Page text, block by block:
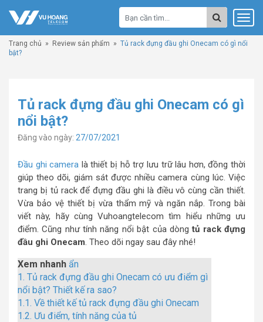
Trang chủ » Review sản phẩm » Tủ rack đựng đầu ghi Onecam có gì nổi
bật?
Tủ rack đựng đầu ghi Onecam có gì
nổi bật?
Đăng vào ngày: 27/07/2021
Đầu ghi camera là thiết bị hỗ trợ lưu trữ lâu hơn, đồng thời
giúp theo dõi, giám sát được nhiều camera cùng lúc. Việc
trang bị tủ rack để đựng đầu ghi là điều vô cùng cần thiết.
Vừa bảo vệ thiết bị vừa thẩm mỹ và ngăn nắp. Trong bài
viết này, hãy cùng Vuhoangtelecom tìm hiểu những ưu
điểm. Cũng như tính năng nổi bật của dòngtủ rack đựng
đầu ghi Onecam. Theo dõi ngay sau đây nhé!
Xem nhanh ẩn
1. Tủ rack đựng đầu ghi Onecam có ưu điểm gì
nổi bật? Thiết kế ra sao?
1.1. Về thiết kế tủ rack đựng đầu ghi Onecam
1.2. Ưu điểm, tính năng của tủ